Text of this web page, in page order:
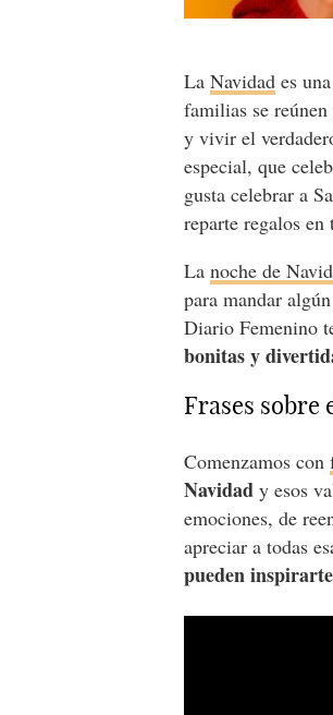
LaNavidad es
familias se
y vivir el
especial, que
gusta celebrar a
reparte regalos en
Lanoche de
para mandar
Diario Femenino
bonitas y
Frases sobre
Comenzamos con
Navidad y esos
emociones, de
apreciar a todas
pueden inspirarte